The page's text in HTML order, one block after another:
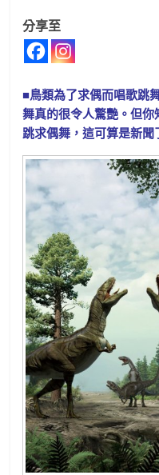
分享至
■鳥類為了求偶而唱歌跳
舞真的很令人驚艷。但
跳求偶舞，這可算是新聞